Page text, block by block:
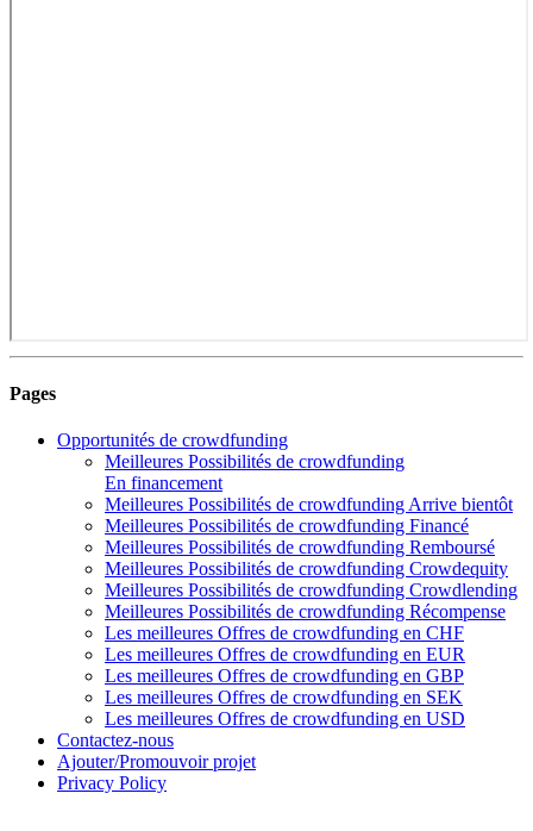
Pages
Opportunités de crowdfunding
Meilleures Possibilités de crowdfunding
En financement
Meilleures Possibilités de crowdfunding Arrive bientôt
Meilleures Possibilités de crowdfunding Financé
Meilleures Possibilités de crowdfunding Remboursé
Meilleures Possibilités de crowdfunding Crowdequity
Meilleures Possibilités de crowdfunding Crowdlending
Meilleures Possibilités de crowdfunding Récompense
Les meilleures Offres de crowdfunding en CHF
Les meilleures Offres de crowdfunding en EUR
Les meilleures Offres de crowdfunding en GBP
Les meilleures Offres de crowdfunding en SEK
Les meilleures Offres de crowdfunding en USD
Contactez-nous
Ajouter/Promouvoir projet
Privacy Policy